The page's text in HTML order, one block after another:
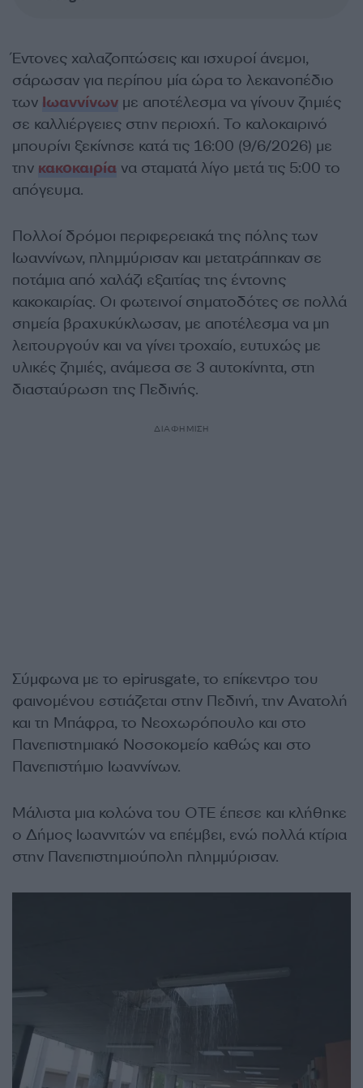
Έντονες χαλαζοπτώσεις και ισχυροί άνεμοι,
σάρωσαν για περίπου μία ώρα το λεκανοπέδιο
των Ιωαννίνων με αποτέλεσμα να γίνουν ζημιές
σε καλλιέργειες στην περιοχή. Το καλοκαιρινό
μπουρίνι ξεκίνησε κατά τις 16:00 (9/6/2026) με
την κακοκαιρία να σταματά λίγο μετά τις 5:00 το
απόγευμα.
Πολλοί δρόμοι περιφερειακά της πόλης των
Ιωαννίνων, πλημμύρισαν και μετατράπηκαν σε
ποτάμια από χαλάζι εξαιτίας της έντονης
κακοκαιρίας. Οι φωτεινοί σηματοδότες σε πολλά
σημεία βραχυκύκλωσαν, με αποτέλεσμα να μη
λειτουργούν και να γίνει τροχαίο, ευτυχώς με
υλικές ζημιές, ανάμεσα σε 3 αυτοκίνητα, στη
διασταύρωση της Πεδινής.
ΔΙΑΦΗΜΙΣΗ
Σύμφωνα με το epirusgate, το επίκεντρο του
φαινομένου εστιάζεται στην Πεδινή, την Ανατολή
και τη Μπάφρα, το Νεοχωρόπουλο και στο
Πανεπιστημιακό Νοσοκομείο καθώς και στο
Πανεπιστήμιο Ιωαννίνων.
Μάλιστα μια κολώνα του ΟΤΕ έπεσε και κλήθηκε
ο Δήμος Ιωαννιτών να επέμβει, ενώ πολλά κτίρια
στην Πανεπιστημιούπολη πλημμύρισαν.